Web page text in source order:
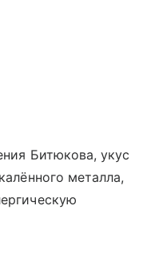
Битюкова, укус
металла,